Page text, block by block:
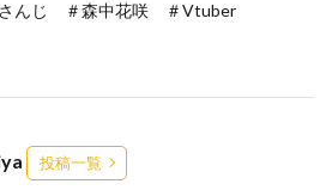
んじ ＃森中花咲 ＃Vtuber
投稿一覧